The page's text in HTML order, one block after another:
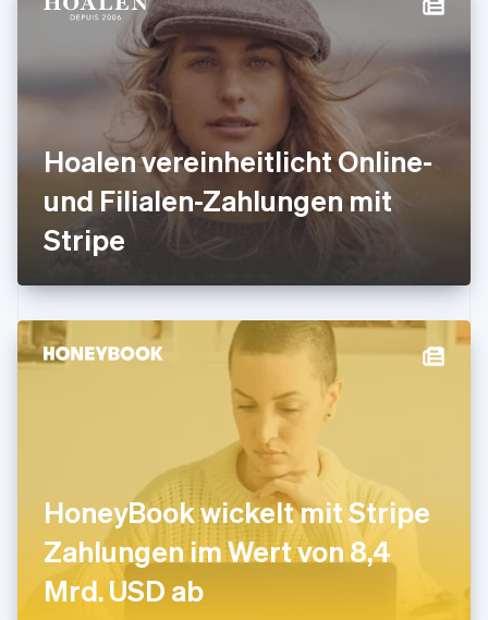
Hoalen vereinheitlicht Online-
und Filialen-Zahlungen mit
Stripe
HoneyBook wickelt mit Stripe
Zahlungen im Wert von 8,4
Mrd. USD ab
EnglishSvenska
Frankreich
English
Gibraltar
Griechenland
Indien
English
Irland
English
Italien
Japan
日本語English
Kanada
Liechtenstein
English
Litauen
English
Luxemburg
Français Deutsch English
Malaysia